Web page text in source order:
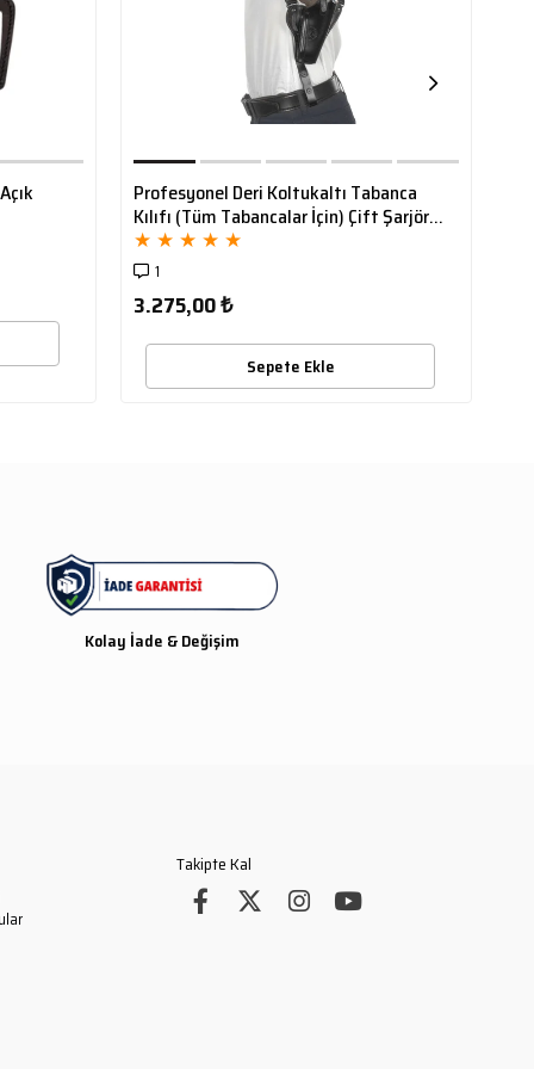
tıklayarak satın alabilirsiniz.
Profesyonel Deri Koltukaltı Tabanca
Kılıfı (Tüm Tabancalar İçin) Çift Şarjörlü
Siyah
★ ★ ★ ★ ★
1
3.275,00 ₺
Sepete Ekle
Kolay İade & Değişim
Takipte Kal